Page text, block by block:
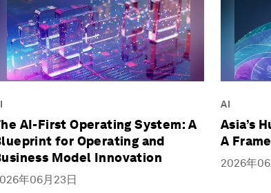
AI-First Operating System: A
for Operating and
Model Innovation
年06月23日
AI
Asia’s
A
2026年